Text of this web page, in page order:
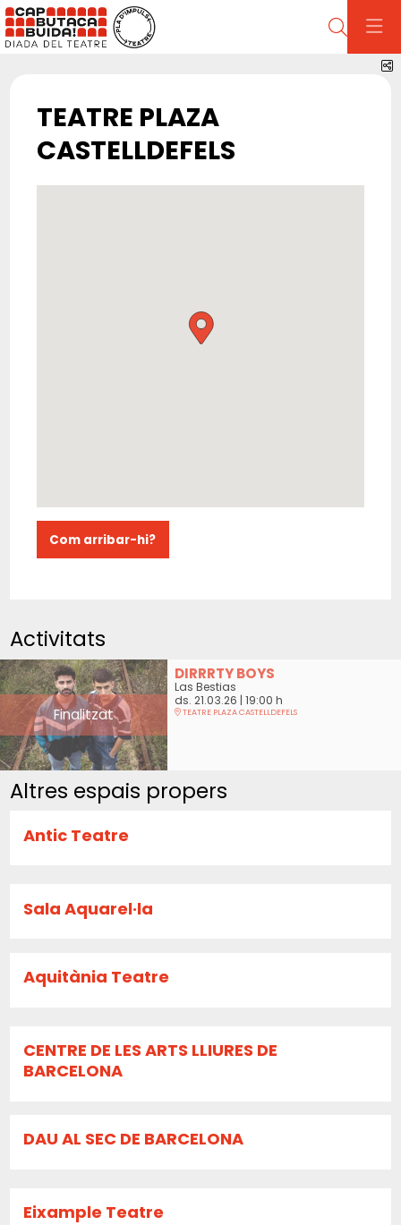
Cerca
TEATRE PLAZA
CASTELLDEFELS
Com arribar-hi?
Activitats
Finalitzat
DIRRRTY BOYS
Las Bestias
ds. 21.03.26 | 19:00 h
TEATRE PLAZA CASTELLDEFELS
Altres espais propers
Antic Teatre
Sala Aquarel·la
Aquitània Teatre
CENTRE DE LES ARTS LLIURES DE
BARCELONA
DAU AL SEC DE BARCELONA
Eixample Teatre